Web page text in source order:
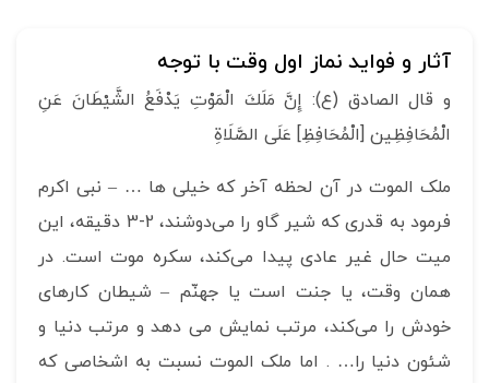
آثار و فواید نماز اول وقت با توجه
و قال الصادق (ع): إِنَّ مَلَكَ‏ الْمَوْتِ‏ يَدْفَعُ‏ الشَّيْطَانَ عَنِ
الْمُحَافِظِین [الْمُحَافِظِ] عَلَى الصَّلَاةِ
ملک الموت در آن لحظه آخر که خیلی ها … – نبی اکرم
فرمود به قدری که شیر گاو را می‌دوشند، 2-3 دقیقه، این
میت حال غیر عادی پیدا می‌کند، سکره موت است. در
همان وقت، یا جنت است یا جهنّم – شیطان کارهای
خودش را می‌کند، مرتب نمایش می دهد و مرتب دنیا و
شئون دنیا را… . اما ملک الموت نسبت به اشخاصی که